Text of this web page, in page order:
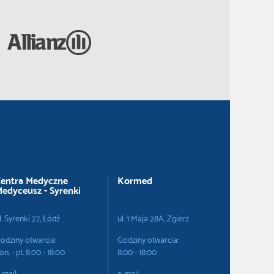
Medyczne
- Syrenki
Syrenki 27, Łódź
otwarcia:
- pt. 8:00 - 18:00
Kormed
ul. 1 Maja 28A, Zgierz
Godziny otwarcia:
8:00 - 18:00